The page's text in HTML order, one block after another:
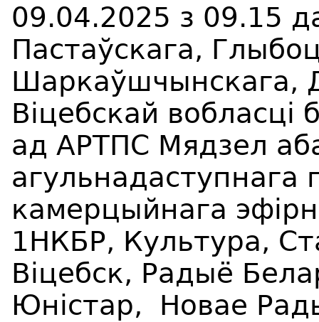
09.04.2025 з 09.15
Пастаўскага,
Шаркаўшчынскага,
Віцебскай вобласці
ад АРТПС Мядзел
агульнадаступнага
камерцыйнага
1НКБР, Культура,
Віцебск, Радыё
Юністар, Новае